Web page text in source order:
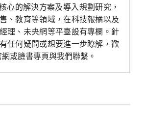
心的解決方案及導入規劃研究，
、教育等領域，在科技報橘以及
理、未央網等平臺設有專欄。針
任何疑問或想要進一步瞭解，歡
或臉書專頁與我們聯繫。